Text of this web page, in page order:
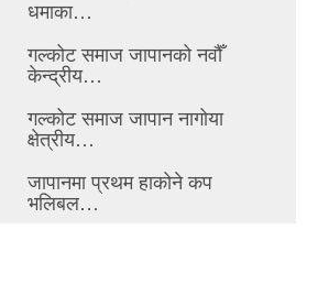
धमाका…
गल्कोट समाज जापानको नवौँ
केन्द्रीय…
गल्कोट समाज जापान नागोया
क्षेत्रीय…
जापानमा प्रथम हाकोने कप
भलिबल…